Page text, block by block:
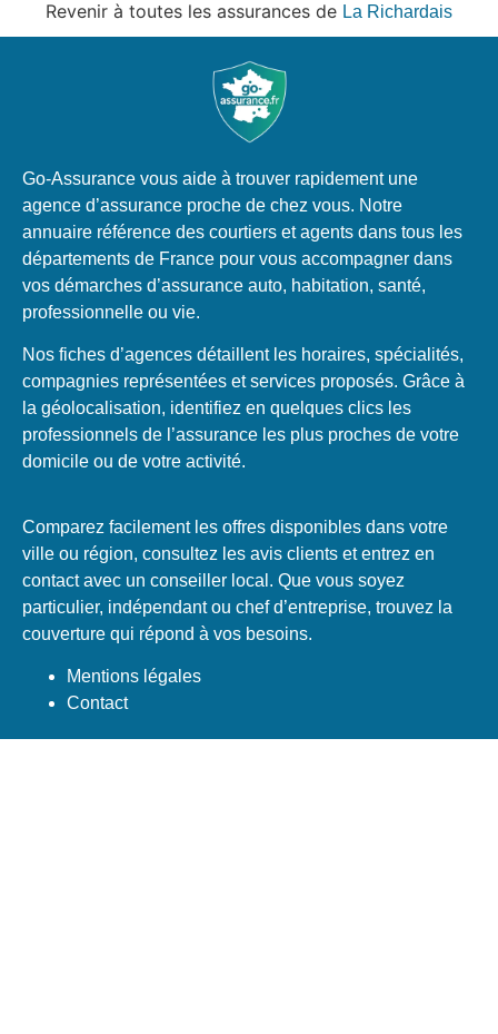
Revenir à toutes les assurances de La Richardais
Go-Assurance vous aide à trouver rapidement une
agence d’assurance proche de chez vous. Notre
annuaire référence des courtiers et agents dans tous les
départements de France pour vous accompagner dans
vos démarches d’assurance auto, habitation, santé,
professionnelle ou vie.
Nos fiches d’agences détaillent les horaires, spécialités,
compagnies représentées et services proposés. Grâce à
la géolocalisation, identifiez en quelques clics les
professionnels de l’assurance les plus proches de votre
domicile ou de votre activité.
Comparez facilement les offres disponibles dans votre
ville ou région, consultez les avis clients et entrez en
contact avec un conseiller local. Que vous soyez
particulier, indépendant ou chef d’entreprise, trouvez la
couverture qui répond à vos besoins.
Mentions légales
Contact